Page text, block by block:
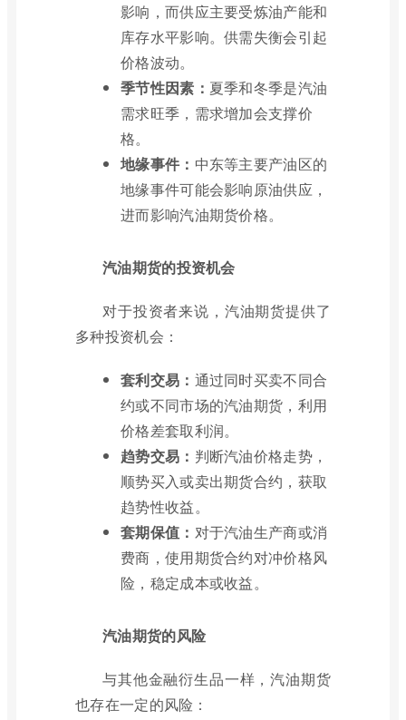
影响，而供应主要受炼油产能和
库存水平影响。供需失衡会引起
价格波动。
季节性因素： 夏季和冬季是汽油
需求旺季，需求增加会支撑价
格。
地缘事件： 中东等主要产油区的
地缘事件可能会影响原油供应，
进而影响汽油期货价格。
汽油期货的投资机会
对于投资者来说，汽油期货提供了
多种投资机会：
套利交易： 通过同时买卖不同合
约或不同市场的汽油期货，利用
价格差套取利润。
趋势交易： 判断汽油价格走势，
顺势买入或卖出期货合约，获取
趋势性收益。
套期保值： 对于汽油生产商或消
费商，使用期货合约对冲价格风
险，稳定成本或收益。
汽油期货的风险
与其他金融衍生品一样，汽油期货
也存在一定的风险：